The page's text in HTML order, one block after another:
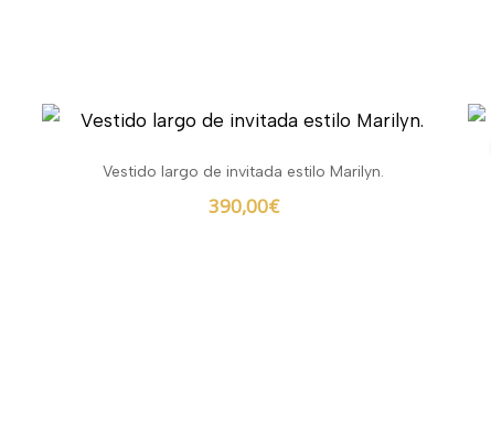
Vestido largo de invitada estilo Marilyn.
390,00€